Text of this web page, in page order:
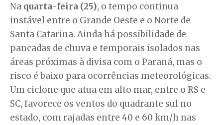
Na quarta-feira (25), o tempo continua
instável entre o Grande Oeste e o Norte de
Santa Catarina. Ainda há possibilidade de
pancadas de chuva e temporais isolados nas
áreas próximas à divisa com o Paraná, mas o
risco é baixo para ocorrências meteorológicas.
Um ciclone que atua em alto mar, entre o RS e
SC, favorece os ventos do quadrante sul no
estado, com rajadas entre 40 e 60 km/h nas